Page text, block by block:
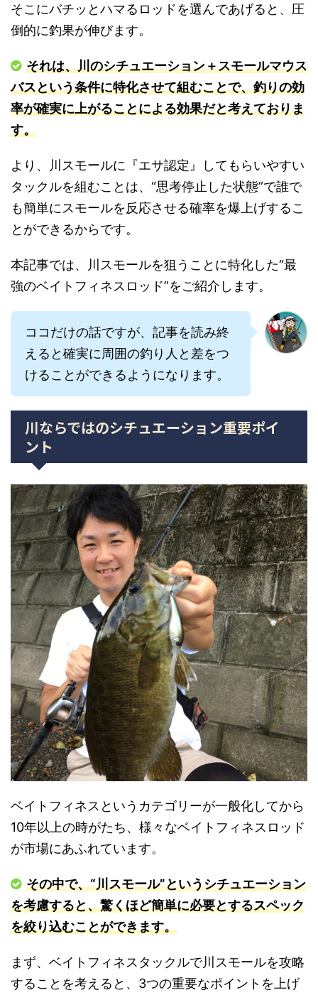
そこにバチッとハマるロッドを選んであげると、圧
倒的に釣果が伸びます。
それは、川のシチュエーション＋スモールマウス
バスという条件に特化させて組むことで、釣りの効
率が確実に上がることによる効果だと考えておりま
す。
より、川スモールに『エサ認定』してもらいやすい
タックルを組むことは、“思考停止した状態”で誰で
も簡単にスモールを反応させる確率を爆上げするこ
とができるからです。
本記事では、川スモールを狙うことに特化した“最
強のベイトフィネスロッド”をご紹介します。
ココだけの話ですが、記事を読み終
えると確実に周囲の釣り人と差をつ
けることができるようになります。
川ならではのシチュエーション重要ポイ
ント
ベイトフィネスというカテゴリーが一般化してから
10年以上の時がたち、様々なベイトフィネスロッド
が市場にあふれています。
その中で、“川スモール”というシチュエーション
を考慮すると、驚くほど簡単に必要とするスペック
を絞り込むことができます。
まず、ベイトフィネスタックルで川スモールを攻略
することを考えると、3つの重要なポイントを上げ